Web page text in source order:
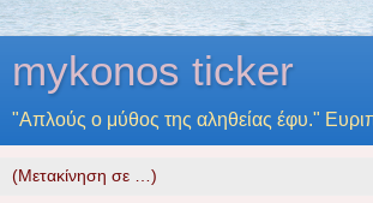
mykonos ticker
"Απλούς ο μύθος της αληθείας έφυ."